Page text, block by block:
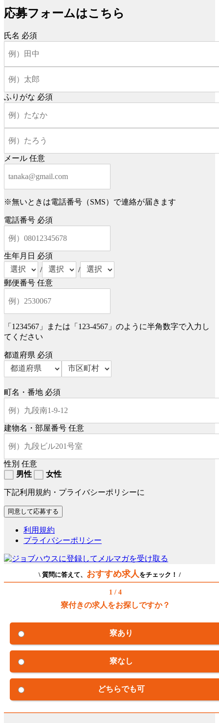
応募フォームはこちら
氏名 必須
ふりがな 必須
メール 任意
※無いときは電話番号（SMS）で連絡が届きます
電話番号 必須
生年月日 必須
/
/
郵便番号 任意
「1234567」または「123-4567」のように半角数字で入力し
てください
都道府県 必須
町名・番地 必須
建物名・部屋番号 任意
性別 任意
男性
女性
下記利用規約・プライバシーポリシーに
利用規約
プライバシーポリシー
\ 質問に答えて、 おすすめ求人 をチェック！ /
1 / 4
寮付きの求人をお探しですか？
寮あり
寮なし
どちらでも可